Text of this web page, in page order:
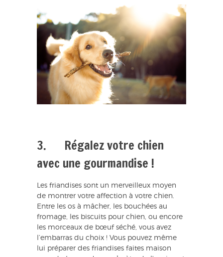
3. Régalez votre chien
avec une gourmandise !
Les friandises sont un merveilleux moyen
de montrer votre affection à votre chien.
Entre les os à mâcher, les bouchées au
fromage, les biscuits pour chien, ou encore
les morceaux de bœuf séché, vous avez
l’embarras du choix ! Vous pouvez même
lui préparer des friandises faites maison